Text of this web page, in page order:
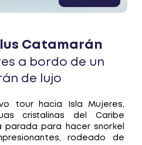
Catamarán
a bordo de un
de lujo
tour hacia Isla Mujeres,
cristalinas del Caribe
parada para hacer snorkel
rodeado de